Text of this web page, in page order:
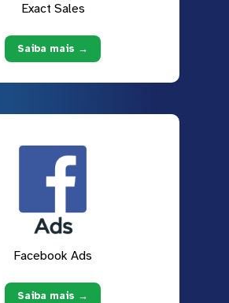
Exact Sales
Saiba mais →
Facebook Ads
Saiba mais →